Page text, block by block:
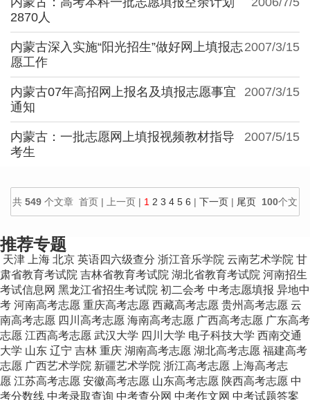
2870人
2007/3/15
内蒙古深入实施“阳光招生”做好网上填报志
愿工作
2007/3/15
内蒙古07年高招网上报名及填报志愿事宜
通知
2007/5/15
内蒙古：一批志愿网上填报视频教材指导
考生
共 549 个文章 首页 | 上一页 | 1 2 3 4 5 6 | 下一页 | 尾页 100个文
推荐专题
天津 上海 北京 英语四六级查分 浙江音乐学院 云南艺术学院 甘
肃省教育考试院 吉林省教育考试院 湖北省教育考试院 河南招生
考试信息网 黑龙江省招生考试院 初二会考 中考志愿填报 异地中
考 河南高考志愿 重庆高考志愿 西藏高考志愿 贵州高考志愿 云
南高考志愿 四川高考志愿 海南高考志愿 广西高考志愿 广东高考
志愿 江西高考志愿 武汉大学 四川大学 电子科技大学 西南交通
大学 山东 辽宁 吉林 重庆 湖南高考志愿 湖北高考志愿 福建高考
志愿 广西艺术学院 新疆艺术学院 浙江高考志愿
上海高考志
愿 江苏高考志愿 安徽高考志愿 山东高考志愿 陕西高考志愿 中
考分数线 中考录取查询 中考查分网 中考作文网 中考试题答案